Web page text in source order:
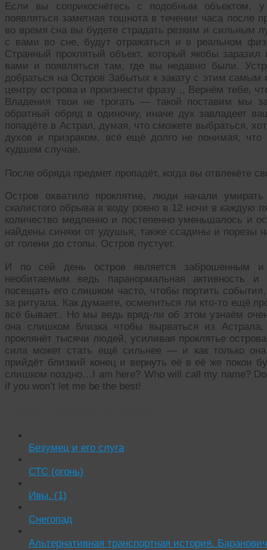
Если вы соприкоснётесь с подобным объектом,
появляться заметная тошнота в течении часа после
во время сна вы будете страдать резким и сильным
с вами во сне, будут отражаться и в реальном
Странный проклятый объект, который якобы
вами и появляться там, где вы недавно были.
добраться на Остров Забытых к закату с этим самым
центру острова и произнести фразу ,, Вернём тебе,
Владения твои не трогать — такой поставим мы
обратный обряд в одиночку, иначе дух завладеет
попадёте в Астрал, думая, что сможете выбраться,
духов и призраком, всё ещё долго не понимая,
худшем случае.
После обряда предмет пропадёт, когда вы отвлекёте
Остров охватило проклятие, люди начали
скалистого обрыва в воду ровно в 12 ночи в каждую
количество медленно и постепенно уменьшалось и
найдены синяки от удушья, также ссадины и порезы
от голени до стопы. Остров пустует.
И по сей день остров является заброшенным и
необитаемым ведь паранормальная активность
посещать его слишком часто, чтобы портить
за ритуала. Как думаете, осмелиться ли кто-то ещё
всё бывает.. Но мы ведь вряд-ли об этом узнаём
она слишком близка чтобы вырваться из
проклянёт тысячи людей, усиливая проклятье
сила может стать ещё сильнее — и как только
прийдёт близкий конец и вернуть её в её же покои
слишком поздно…I am here? Who will call my name?
if you won’t let me be the best!
Безумец и его слуга
СТС (огонь)
Ивы. (1)
Снегопад
Альтернативная транспортная история.